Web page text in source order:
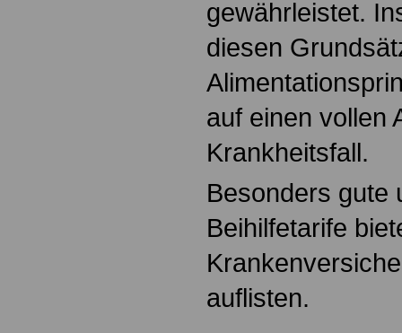
gewährleistet.
diesen
auf einen vollen
Krankheitsfall.
Besonders gute
Beihilfetarife
auflisten.